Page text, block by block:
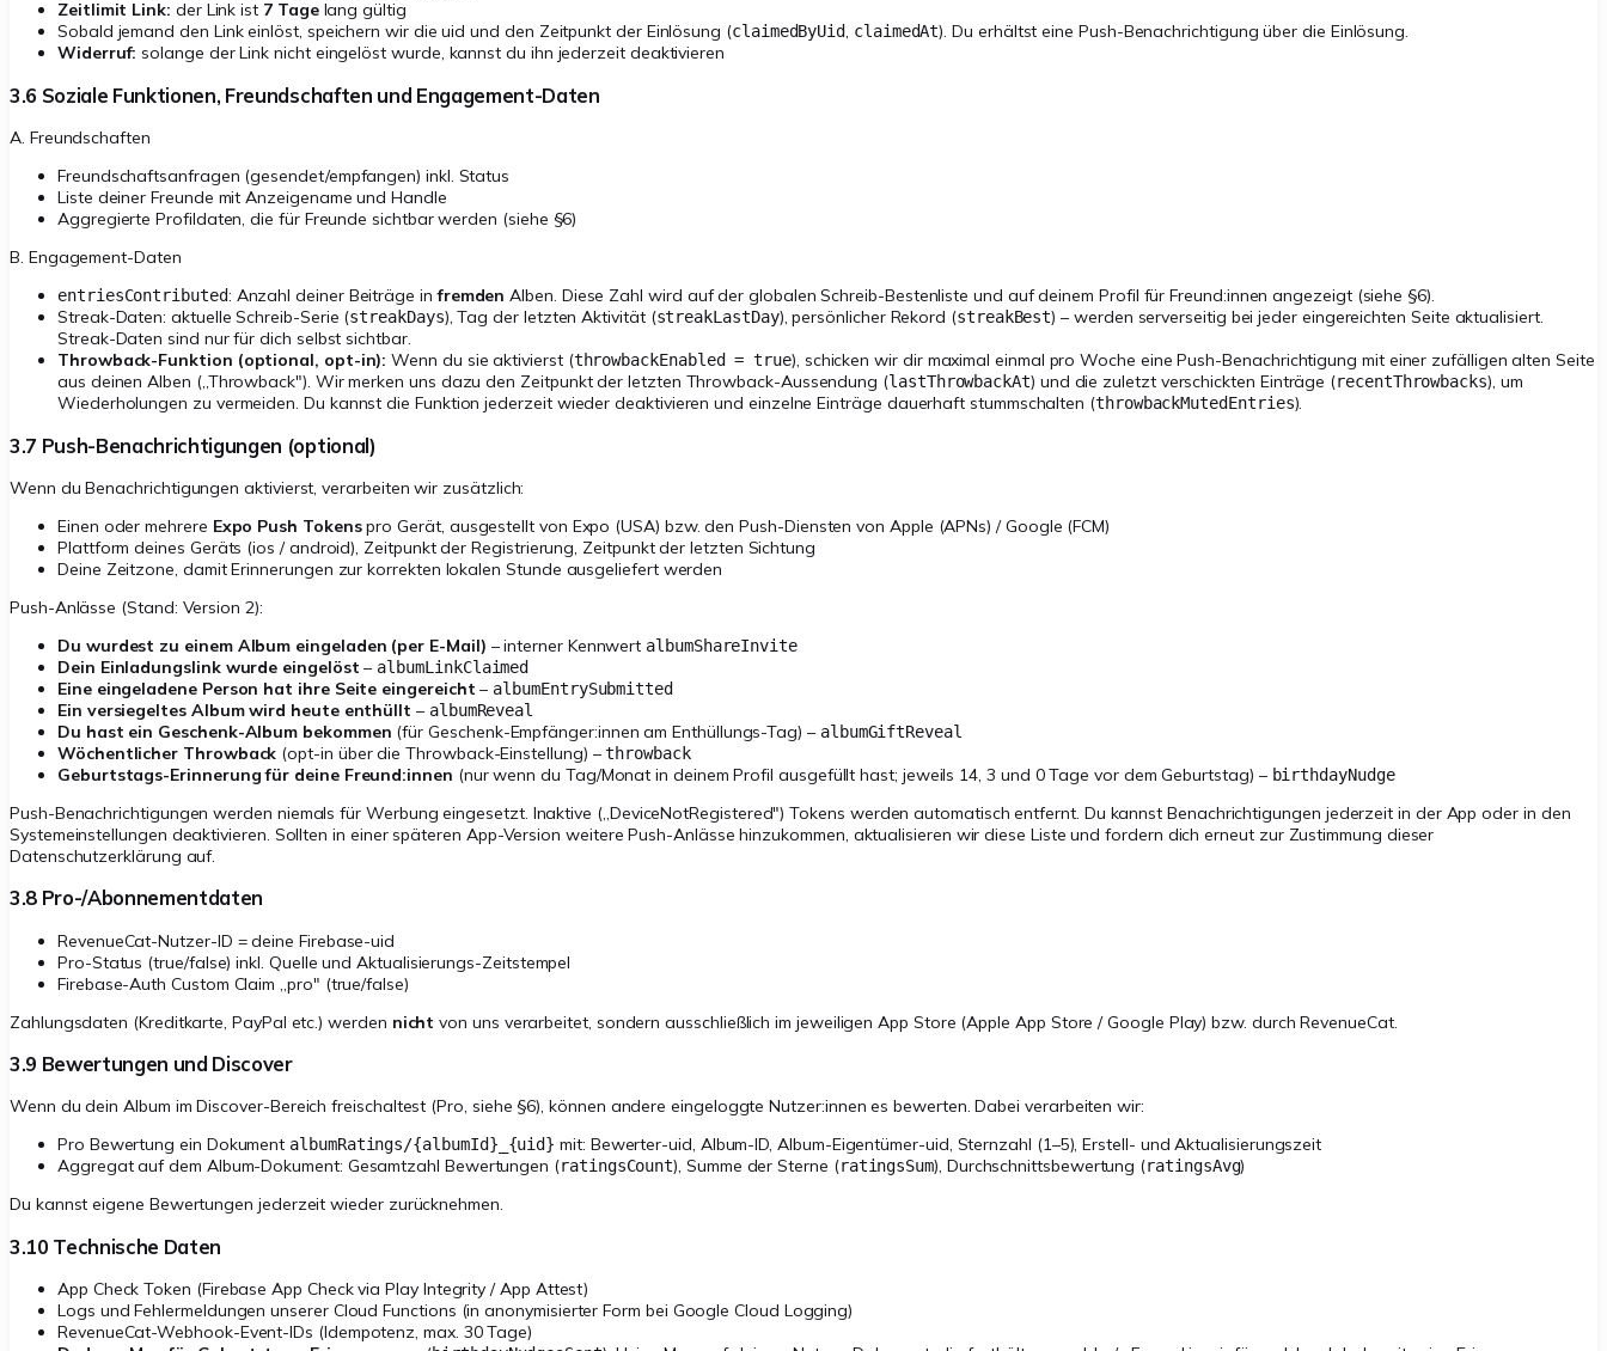
Zeitlimit Link: der Link ist 7 Tagelang gültig
Sobald jemand den Link einlöst, speichern wir die uid und den Zeitpunkt der Einlösung (claimedByUid, claimedAt). Du erhältst eine Push-Benachrichtigung über die Einlösung.
Widerruf: solange der Link nicht eingelöst wurde, kannst du ihn jederzeit deaktivieren
3.6 Soziale Funktionen, Freundschaften und Engagement-Daten
A. Freundschaften
Freundschaftsanfragen (gesendet/empfangen) inkl. Status
Liste deiner Freunde mit Anzeigename und Handle
Aggregierte Profildaten, die für Freunde sichtbar werden (siehe §6)
B. Engagement-Daten
entriesContributed: Anzahl deiner Beiträge in fremden Alben. Diese Zahl wird auf der globalen Schreib-Bestenliste und auf deinem Profil für Freund:innen angezeigt (siehe §6).
Streak-Daten: aktuelle Schreib-Serie (streakDays), Tag der letzten Aktivität (streakLastDay), persönlicher Rekord (streakBest) – werden serverseitig bei jeder eingereichten Seite aktualisiert.
Streak-Daten sind nur für dich selbst sichtbar.
Throwback-Funktion (optional, opt-in): Wenn du sie aktivierst (throwbackEnabled = true), schicken wir dir maximal einmal pro Woche eine Push-Benachrichtigung mit einer zufälligen alten Seite
aus deinen Alben („Throwback"). Wir merken uns dazu den Zeitpunkt der letzten Throwback-Aussendung (lastThrowbackAt) und die zuletzt verschickten Einträge (recentThrowbacks), um
Wiederholungen zu vermeiden. Du kannst die Funktion jederzeit wieder deaktivieren und einzelne Einträge dauerhaft stummschalten (throwbackMutedEntries).
3.7 Push-Benachrichtigungen (optional)
Wenn du Benachrichtigungen aktivierst, verarbeiten wir zusätzlich:
Einen oder mehrere Expo Push Tokenspro Gerät, ausgestellt von Expo (USA) bzw. den Push-Diensten von Apple (APNs) / Google (FCM)
Plattform deines Geräts (ios / android), Zeitpunkt der Registrierung, Zeitpunkt der letzten Sichtung
Deine Zeitzone, damit Erinnerungen zur korrekten lokalen Stunde ausgeliefert werden
Push-Anlässe (Stand: Version 2):
Du wurdest zu einem Album eingeladen (per E-Mail) – interner Kennwert albumShareInvite
Dein Einladungslink wurde eingelöst – albumLinkClaimed
Eine eingeladene Person hat ihre Seite eingereicht – albumEntrySubmitted
Ein versiegeltes Album wird heute enthüllt – albumReveal
Du hast ein Geschenk-Album bekommen (für Geschenk-Empfänger:innen am Enthüllungs-Tag) – albumGiftReveal
Wöchentlicher Throwback (opt-in über die Throwback-Einstellung) –throwback
Geburtstags-Erinnerung für deine Freund:innen (nur wenn du Tag/Monat in deinem Profil ausgefüllt hast; jeweils 14, 3 und 0 Tage vor dem Geburtstag) – birthdayNudge
Push-Benachrichtigungen werden niemals für Werbung eingesetzt. Inaktive („DeviceNotRegistered") Tokens werden automatisch entfernt. Du kannst Benachrichtigungen jederzeit in der App oder in den
Systemeinstellungen deaktivieren. Sollten in einer späteren App-Version weitere Push-Anlässe hinzukommen, aktualisieren wir diese Liste und fordern dich erneut zur Zustimmung dieser
Datenschutzerklärung auf.
3.8 Pro-/Abonnementdaten
RevenueCat-Nutzer-ID = deine Firebase-uid
Pro-Status (true/false) inkl. Quelle und Aktualisierungs-Zeitstempel
Firebase-Auth Custom Claim „pro" (true/false)
Zahlungsdaten (Kreditkarte, PayPal etc.) werden nicht von uns verarbeitet, sondern ausschließlich im jeweiligen App Store (Apple App Store / Google Play) bzw. durch RevenueCat.
3.9 Bewertungen und Discover
Wenn du dein Album im Discover-Bereich freischaltest (Pro, siehe §6), können andere eingeloggte Nutzer:innen es bewerten. Dabei verarbeiten wir:
Pro Bewertung ein Dokument albumRatings/{albumId}_{uid} mit: Bewerter-uid, Album-ID, Album-Eigentümer-uid, Sternzahl (1–5), Erstell- und Aktualisierungszeit
Aggregat auf dem Album-Dokument: Gesamtzahl Bewertungen (ratingsCount), Summe der Sterne (ratingsSum), Durchschnittsbewertung (ratingsAvg)
Du kannst eigene Bewertungen jederzeit wieder zurücknehmen.
3.10 Technische Daten
App Check Token (Firebase App Check via Play Integrity / App Attest)
Logs und Fehlermeldungen unserer Cloud Functions (in anonymisierter Form bei Google Cloud Logging)
RevenueCat-Webhook-Event-IDs (Idempotenz, max. 30 Tage)